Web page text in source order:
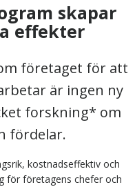
skapar
effekter
företaget för att
är ingen ny
forskning* om
fördelar.
kostnadseffektiv och
för företagens chefer och